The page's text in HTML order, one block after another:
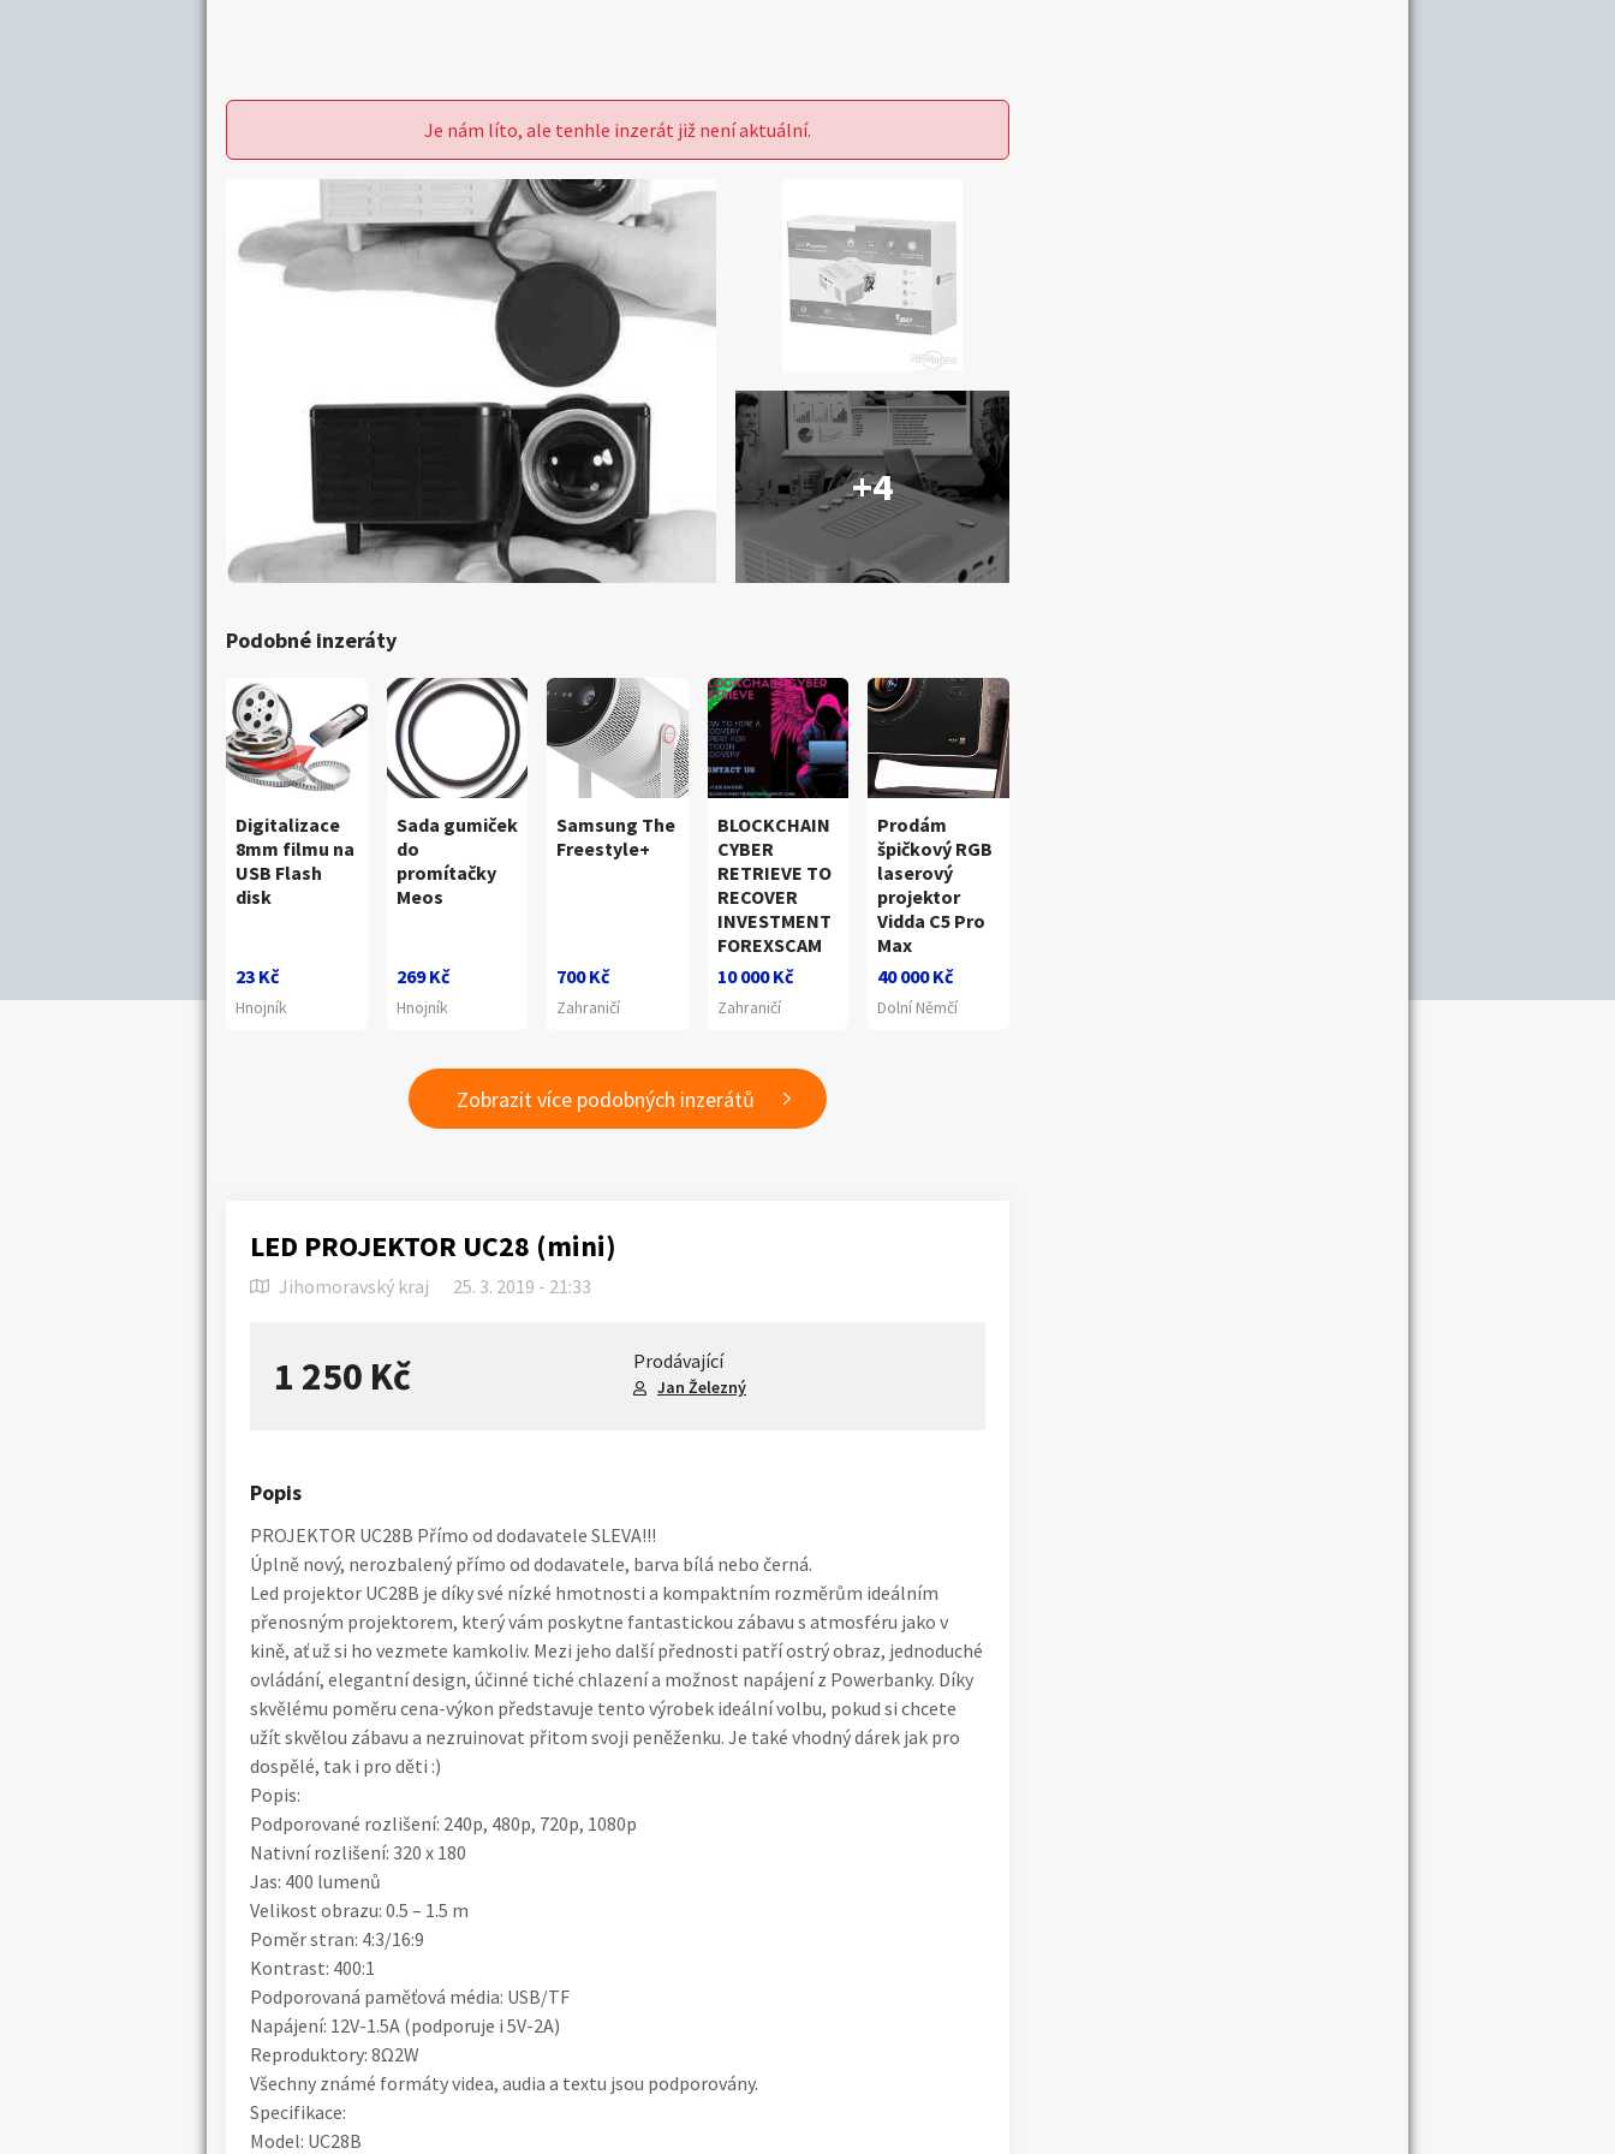
Je nám líto, ale tenhle inzerát již není aktuální.
+4
Podobné inzeráty
Digitalizace
8mm filmu na
USB Flash
disk
23 Kč
Hnojník
Sada gumiček
do
promítačky
Meos
269 Kč
Hnojník
Samsung The
Freestyle+
700 Kč
Zahraničí
BLOCKCHAIN
CYBER
RETRIEVE TO
RECOVER
INVESTMENT
FOREXSCAM
10 000 Kč
Zahraničí
Prodám
špičkový RGB
laserový
projektor
Vidda C5 Pro
Max
40 000 Kč
Dolní Němčí
Zobrazit více podobných inzerátů
LED PROJEKTOR UC28 (mini)
Jihomoravský kraj 25. 3. 2019 - 21:33
1 250 Kč Prodávající
Jan Železný
Popis
PROJEKTOR UC28B Přímo od dodavatele SLEVA!!!
Úplně nový, nerozbalený přímo od dodavatele, barva bílá nebo černá.
Led projektor UC28B je díky své nízké hmotnosti a kompaktním rozměrům ideálním
přenosným projektorem, který vám poskytne fantastickou zábavu s atmosféru jako v
kině, ať už si ho vezmete kamkoliv. Mezi jeho další přednosti patří ostrý obraz, jednoduché
ovládání, elegantní design, účinné tiché chlazení a možnost napájení z Powerbanky. Díky
skvělému poměru cena-výkon představuje tento výrobek ideální volbu, pokud si chcete
užít skvělou zábavu a nezruinovat přitom svoji peněženku. Je také vhodný dárek jak pro
dospělé, tak i pro děti :)
Popis:
Podporované rozlišení: 240p, 480p, 720p, 1080p
Nativní rozlišení: 320 x 180
Jas: 400 lumenů
Velikost obrazu: 0.5 – 1.5 m
Poměr stran: 4:3/16:9
Kontrast: 400:1
Podporovaná paměťová média: USB/TF
Napájení: 12V-1.5A (podporuje i 5V-2A)
Reproduktory: 8Ω2W
Všechny známé formáty videa, audia a textu jsou podporovány.
Specifikace:
Model: UC28B